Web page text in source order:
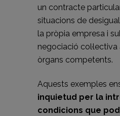
un contracte
situacions de
la pròpia empresa i
negociació
òrgans competents.
Aquests exemples
inquietud per la
condicions que